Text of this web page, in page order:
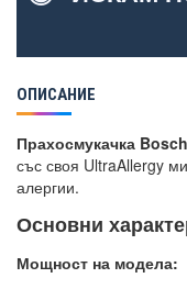
ОПИСАНИЕ
Прахосмукачка
със своя UltraAllergy
алергии.
Основни
Мощност на модела: